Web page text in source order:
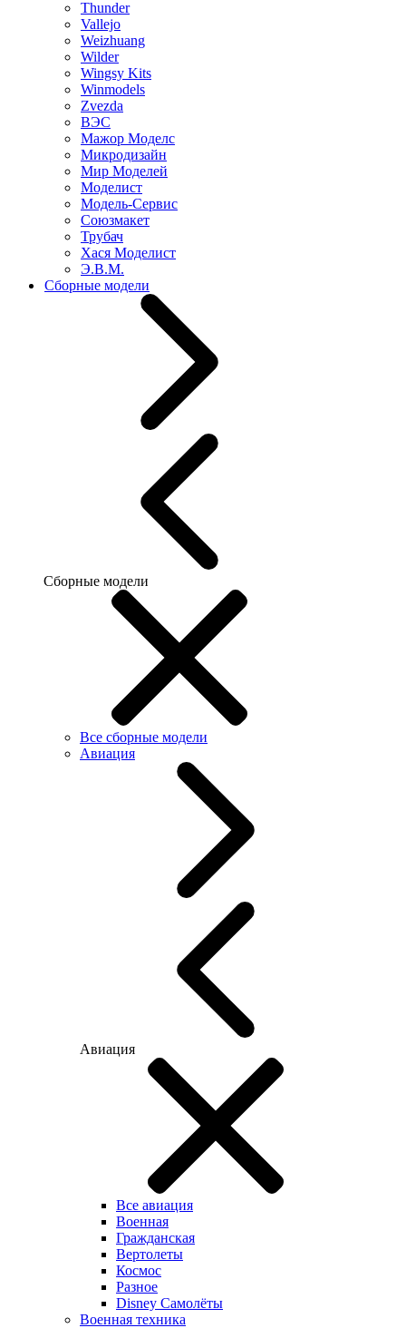
Thunder
Vallejo
Weizhuang
Wilder
Wingsy Kits
Winmodels
Zvezda
ВЭС
Мажор Моделс
Микродизайн
Мир Моделей
Моделист
Модель-Сервис
Союзмакет
Трубач
Хася Моделист
Э.В.М.
Сборные модели
Сборные модели
Все сборные модели
Авиация
Авиация
Все авиация
Военная
Гражданская
Вертолеты
Космос
Разное
Disney Самолёты
Военная техника